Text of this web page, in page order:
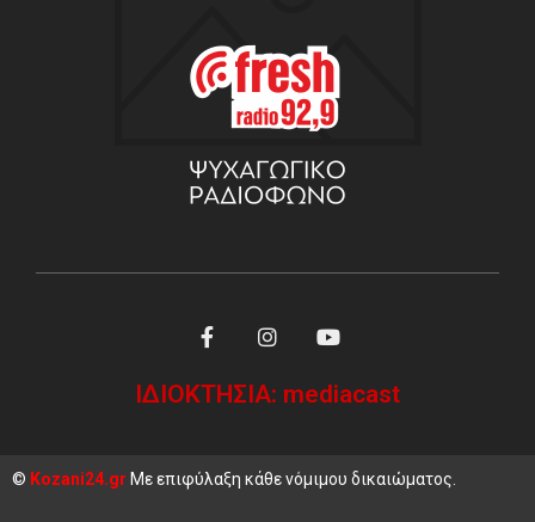
ΙΔΙΟΚΤΗΣΙΑ: mediacast
© Kozani24.gr Με επιφύλαξη κάθε νόμιμου δικαιώματος.